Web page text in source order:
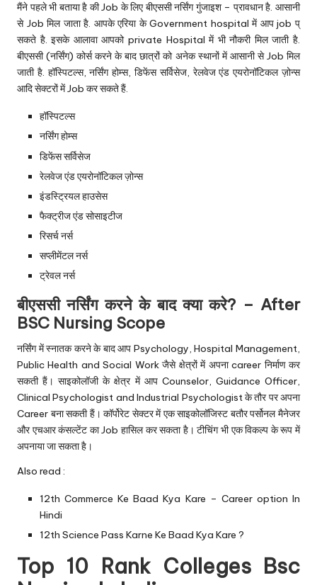
मैंने पहले भी बताया है की Job के लिए बीएससी नर्सिंग गुंजाइश – प्रावधान है. आसानी
से Job मिल जाता है. आपके एरिया के Government hospital में आप job प्
सकते है. इसके आलावा आपको private Hospital में भी नौकरी मिल जाती है.
बीएससी (नर्सिंग) कोर्स करने के बाद छात्रों को अनेक स्थानों में आसानी से Job मिल
जाती है. हॉस्पिटल्स, नर्सिंग होम्स, डिफेंस सर्विसेज, रेलवेज एंड एयरोनॉटिकल ज़ोन्स
आदि सेक्टरों में Job कर सकते हैं.
हॉस्पिटल्स
नर्सिंग होम्स
डिफेंस सर्विसेज
रेलवेज एंड एयरोनॉटिकल ज़ोन्स
इंडस्ट्रियल हाउसेस
फैक्ट्रीज एंड सोसाइटीज
रिसर्च नर्स
सप्लीमेंटल नर्स
ट्रेवल नर्स
बीएससी नर्सिंग करने के बाद क्या करे? – After
BSC Nursing Scope
नर्सिंग में स्नातक करने के बाद आप Psychology, Hospital Management,
Public Health and Social Work जैसे क्षेत्रों में अपना career निर्माण कर
सकती हैं। साइकोलॉजी के क्षेत्र में आप Counselor, Guidance Officer,
Clinical Psychologist and Industrial Psychologist के तौर पर अपना
Career बना सकती हैं। कॉर्पोरेट सेक्टर में एक साइकोलॉजिस्ट बतौर पर्सोनल मैनेजर
और एचआर कंसल्टेंट का Job हासिल कर सकता है। टीचिंग भी एक विकल्प के रूप में
अपनाया जा सकता है।
Also read :
12th Commerce Ke Baad Kya Kare – Career option In
Hindi
12th Science Pass Karne Ke Baad Kya Kare ?
Top 10 Rank Colleges Bsc